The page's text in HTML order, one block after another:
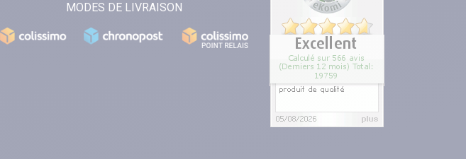
MODES DE LIVRAISON